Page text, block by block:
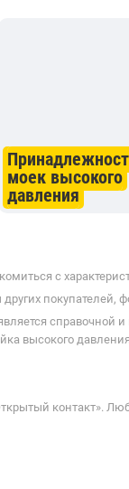
моек высокого
давления
с
покупателей,
высокого
контакт».